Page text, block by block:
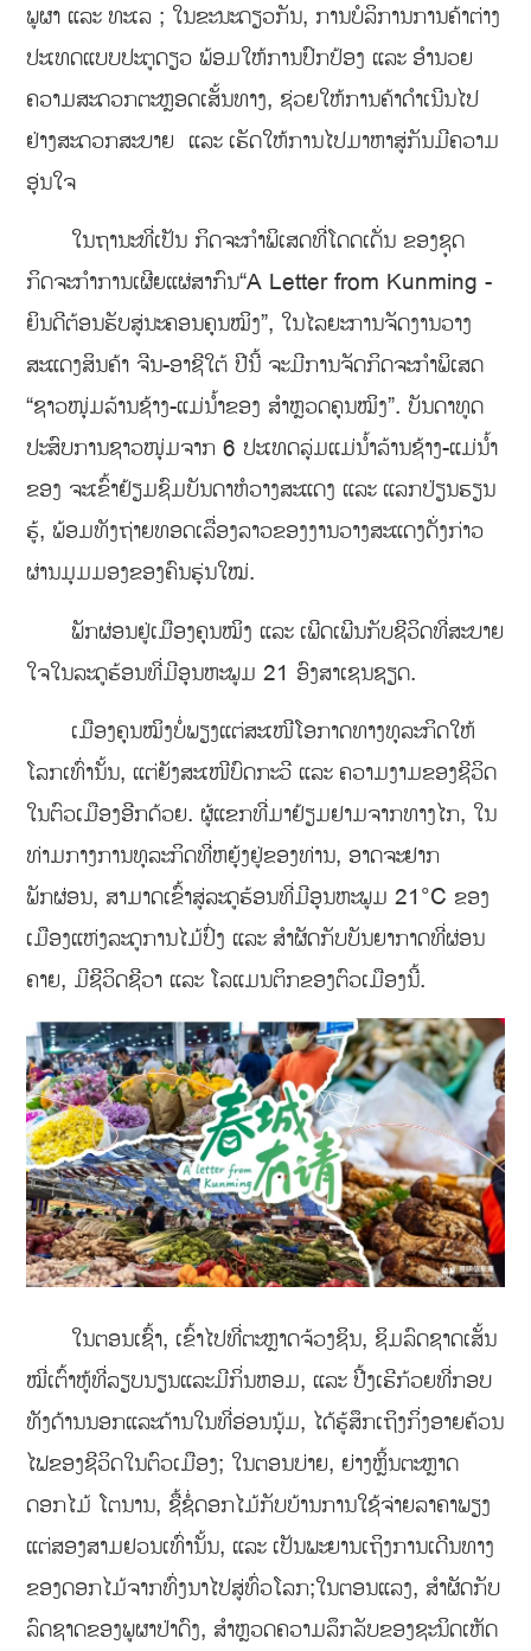
ພູຜາ ແລະ ທະເລ ; ໃນຂະນະດຽວກັນ, ການບໍລິການການຄ້າຕ່າງ
ປະເທດແບບປະຕູດຽວ ພ້ອມໃຫ້ການປົກປ້ອງ ແລະ ອຳນວຍ
ຄວາມສະດວກຕະຫຼອດເສັ້ນທາງ, ຊ່ວຍໃຫ້ການຄ້າດຳເນີນໄປ
ຢ່າງສະດວກສະບາຍ ແລະ ເຮັດໃຫ້ການໄປມາຫາສູ່ກັນມີຄວາມ
ອຸ່ນໃຈ
ໃນຖານະທີ່ເປັນ ກິດຈະກຳພິເສດທີ່ໂດດເດັ່ນ ຂອງຊຸດ
ກິດຈະກຳການເຜີຍແຜ່ສາກົນ“A Letter from Kunming -
ຍິນດີຕ້ອນຮັບສູ່ນະຄອນຄຸນໝິງ”, ໃນໄລຍະການຈັດງານວາງ
ສະແດງສິນຄ້າ ຈີນ-ອາຊີໃຕ້ ປີນີ້ ຈະມີການຈັດກິດຈະກຳພິເສດ
“ຊາວໜຸ່ມລ້ານຊ້າງ-ແມ່ນ້ຳຂອງ ສຳຫຼວດຄຸນໝິງ”. ບັນດາທູດ
ປະສົບການຊາວໜຸ່ມຈາກ 6 ປະເທດລຸ່ມແມ່ນ້ຳລ້ານຊ້າງ-ແມ່ນ້ຳ
ຂອງ ຈະເຂົ້າຢ້ຽມຊົມບັນດາຫໍວາງສະແດງ ແລະ ແລກປ່ຽນຮຽນ
ຮູ້, ພ້ອມທັງຖ່າຍທອດເລື່ອງລາວຂອງງານວາງສະແດງດັ່ງກ່າວ
ຜ່ານມຸມມອງຂອງຄົນຮຸ່ນໃໝ່.
ພັກຜ່ອນຢູ່ເມືອງຄຸນໝິງ ແລະ ເພີດເພີນກັບຊີວິດທີ່ສະບາຍ
ໃຈໃນລະດູຮ້ອນທີ່ມີອຸນຫະພູມ 21 ອົງສາເຊນຊຽດ.
ເມືອງຄຸນໝິງບໍ່ພຽງແຕ່ສະເໜີໂອກາດທາງທຸລະກິດໃຫ້
ໂລກເທົ່ານັ້ນ, ແຕ່ຍັງສະເໜີບົດກະວີ ແລະ ຄວາມງາມຂອງຊີວິດ
ໃນຕົວເມືອງອີກດ້ວຍ. ຜູ້ແຂກທີ່ມາຢ້ຽມຢາມຈາກທາງໄກ, ໃນ
ທ່າມກາງການທຸລະກິດທີ່ຫຍຸ້ງຢູ່ຂອງທ່ານ, ອາດຈະຢາກ
ພັກຜ່ອນ, ສາມາດເຂົ້າສູ່ລະດູຮ້ອນທີ່ມີອຸນຫະພູມ 21°C ຂອງ
ເມືອງແຫ່ງລະດູການໄມ້ປົ່ງ ແລະ ສຳຜັດກັບບັນຍາກາດທີ່ຜ່ອນ
ຄາຍ, ມີຊີວິດຊີວາ ແລະ ໂລແມນຕິກຂອງຕົວເມືອງນີ້.
ໃນຕອນເຊົ້າ, ເຂົ້າໄປທີ່ຕະຫຼາດຈ້ວງຊິນ, ຊິມລົດຊາດເສັ້ນ
ໝີ່ເຕົ້າຫູ້ທີ່ລຽບນຽນແລະມີກິ່ນຫອມ, ແລະ ປີ້ງເຮີກ້ວຍທີ່ກອບ
ທັງດ້ານນອກແລະດ້ານໃນທີ່ອ່ອນນຸ້ມ, ໄດ້ຮູ້ສຶກເຖິງກິ່ງອາຍຄ້ວນ
ໄຟຂອງຊີວິດໃນຕົວເມືອງ; ໃນຕອນບ່າຍ, ຍ່າງຫຼິ້ນຕະຫຼາດ
ດອກໄມ້ ໂຕນານ, ຊື້ຊໍ່ດອກໄມ້ກັບບ້ານການໃຊ້ຈ່າຍລາຄາພຽງ
ແຕ່ສອງສາມຢວນເທົ່ານັ້ນ, ແລະ ເປັນພະຍານເຖິງການເດີນທາງ
ຂອງດອກໄມ້ຈາກທົ່ງນາໄປສູ່ທົ່ວໂລກ;ໃນຕອນແລງ, ສຳຜັດກັບ
ລົດຊາດຂອງພູຜາປ່າດົງ, ສຳຫຼວດຄວາມລຶກລັບຂອງຊະນິດເຫັດ